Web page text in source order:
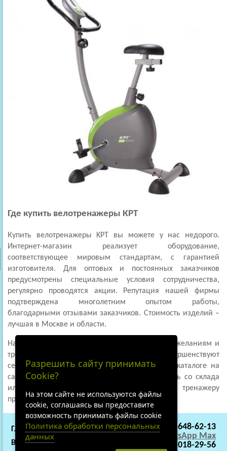
Где купить велотренажеры КРТ
Купить велотренажеры KPT вы можете у нас недорого.
Интернет-магазин реализует оборудование,
соответствующее мировым стандартам, с гарантией
изготовителя. Для оптовых и постоянных заказчиков
предусмотрены специальные условия сотрудничества,
регулярно проводятся акции. Репутация нашей фирмы
подтверждена многолетним опытом работы,
благодарными отзывами заказчиков. Стоимость изделий –
лучшая в Москве и области.
Наши сотрудники внимательно относятся к пожеланиям и
требованиям потребителей, постоянно совершенствуют
сервисное обслуживание. В информативном каталоге на
сайте вы можете выбрать подходящую модель со склада
или под заказ. В комплекте к каждому тренажеру
предусмотрена инструкция на русском языке.
+7 (495) 648-62-13
WhatsApp Max
+7 (919) 018-29-56
ГЛАВНАЯ
СОТРУДНИЧЕСТВО
ВАКАНСИИ
Разрешить сайту принимать
Cookie?
На этом сайте не используются файлы
cookie, соглашаясь вы предоставите
возможность принимать файлы cookie
Политика обработки персональных
данных